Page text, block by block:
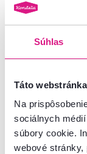
Súhlas
Táto
Na
sociálnych
súbory cookie.
webové